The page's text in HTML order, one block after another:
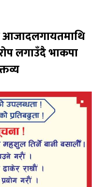
आजादलगायतमाथि
लगाउँदै भाकपा